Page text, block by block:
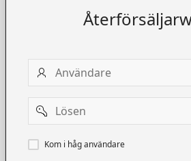
Användare
Password
Kom
i
Kom i håg användare